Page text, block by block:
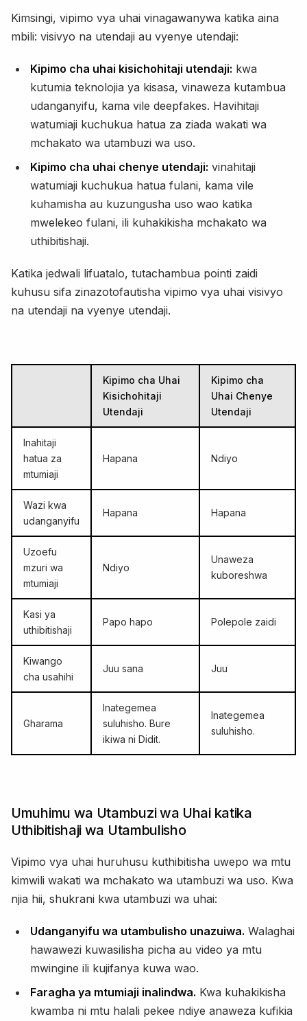
Kimsingi, vipimo vya uhai vinagawanywa katika aina
mbili: visivyo na utendaji au vyenye utendaji:
Kipimo cha uhai kisichohitaji utendaji: kwa
kutumia teknolojia ya kisasa, vinaweza kutambua
udanganyifu, kama vile deepfakes. Havihitaji
watumiaji kuchukua hatua za ziada wakati wa
mchakato wa utambuzi wa uso.
Kipimo cha uhai chenye utendaji: vinahitaji
watumiaji kuchukua hatua fulani, kama vile
kuhamisha au kuzungusha uso wao katika
mwelekeo fulani, ili kuhakikisha mchakato wa
uthibitishaji.
Katika jedwali lifuatalo, tutachambua pointi zaidi
kuhusu sifa zinazotofautisha vipimo vya uhai visivyo
na utendaji na vyenye utendaji.
Kipimo cha Uhai
Kisichohitaji
Utendaji
Kipimo cha
Uhai Chenye
Utendaji
Inahitaji
hatua za
mtumiaji
Hapana Ndiyo
Wazi kwa
udanganyifu
Hapana Hapana
Uzoefu
mzuri wa
mtumiaji
Ndiyo
Unaweza
kuboreshwa
Kasi ya
uthibitishaji
Papo hapo Polepole zaidi
Kiwango
cha usahihi
Juu sana Juu
Gharama
Inategemea
suluhisho. Bure
ikiwa ni Didit.
Inategemea
suluhisho.
Umuhimu wa Utambuzi wa Uhai katika
Uthibitishaji wa Utambulisho
Vipimo vya uhai huruhusu kuthibitisha uwepo wa mtu
kimwili wakati wa mchakato wa utambuzi wa uso. Kwa
njia hii, shukrani kwa utambuzi wa uhai:
Udanganyifu wa utambulisho unazuiwa. Walaghai
hawawezi kuwasilisha picha au video ya mtu
mwingine ili kujifanya kuwa wao.
Faragha ya mtumiaji inalindwa. Kwa kuhakikisha
kwamba ni mtu halali pekee ndiye anaweza kufikia